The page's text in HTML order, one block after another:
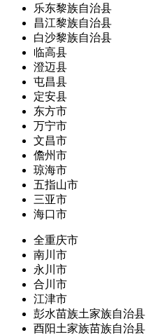
乐东黎族自治县
昌江黎族自治县
白沙黎族自治县
临高县
澄迈县
屯昌县
定安县
东方市
万宁市
文昌市
儋州市
琼海市
五指山市
三亚市
海口市
全重庆市
南川市
永川市
合川市
江津市
彭水苗族土家族自治县
酉阳土家族苗族自治县